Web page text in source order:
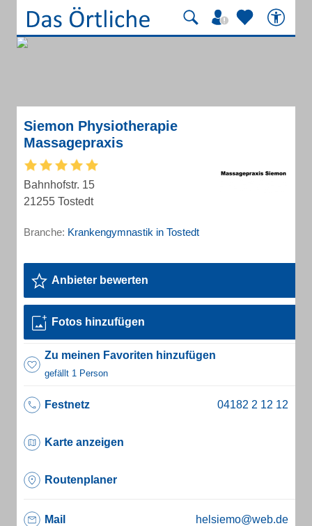
Siemon Physiotherapie
Massagepraxis
Bahnhofstr. 15
21255 Tostedt
Branche: Krankengymnastik in Tostedt
Anbieter bewerten
Fotos hinzufügen
Zu meinen Favoriten hinzufügen
gefällt 1 Person
Festnetz
Karte anzeigen
Routenplaner
Mail helsiemo@web.de